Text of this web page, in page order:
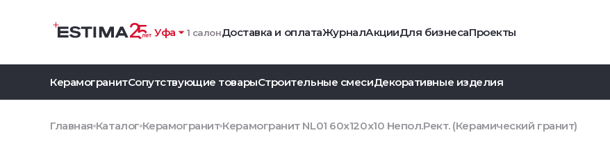
Уфа 1 салонДоставка и оплатаЖурналАкцииДля бизнесаПроекты
КерамогранитСопутствующие товарыСтроительные смесиДекоративные изделия
Главная Каталог Керамогранит Керамогранит NL01 60x120x10 Непол.Рект. (Керамический гранит)